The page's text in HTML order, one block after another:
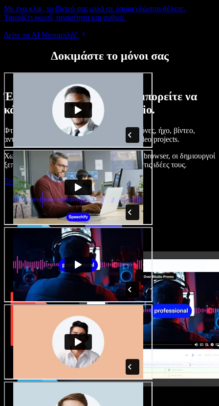
Με ένα κλικ, το βίντεό σας μιλά σε όποια γλώσσα θέλετε.
Ταιριάζει φωνή, τονικότητα και ρυθμό.
Δείτε το AI Ντουμπλάζ
Δοκιμάστε το μόνοι σας
Ένα μικρό δείγμα από όσα μπορείτε να
κάνετε με το Speechify Studio.
Φτιάξτε voice overs, προσθέστε δωρεάν εικόνες, ήχο, βίντεο,
αντιγραφή φωνής – ολοκληρωμένα audio/video projects.
Χωρίς καμπύλη εκμάθησης και με όλα στον browser, οι δημιουργοί
ξεπερνούν τα κλασικά όρια και δίνουν ζωή στις ιδέες τους.
Ξεκινήστε με το Studio